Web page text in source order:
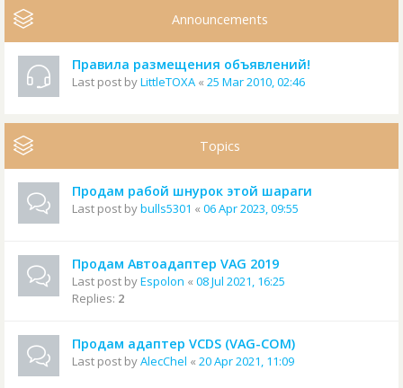
Announcements
Правила размещения объявлений!
Last post byLittleTOXA « 25 Mar 2010, 02:46
Topics
Продам рабой шнурок этой шараги
Last post bybulls5301 « 06 Apr 2023, 09:55
Продам Автоадаптер VAG 2019
Last post byEspolon « 08 Jul 2021, 16:25
Replies: 2
Продам адаптер VCDS (VAG-COM)
Last post byAlecChel « 20 Apr 2021, 11:09